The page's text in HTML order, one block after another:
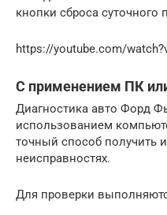
кнопки сброса суточного
https://youtube.com/
С применением ПК
Диагностика авто Форд
использованием
точный способ получить
неисправностях.
Для проверки